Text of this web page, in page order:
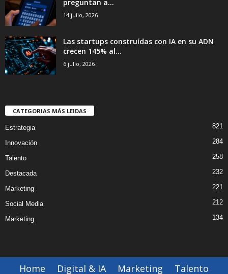
preguntan a...
14 julio, 2026
Las startups construídas con IA en su ADN
crecen 145% al...
6 julio, 2026
CATEGORIAS MÁS LEIDAS
Estrategia 821
Innovación 284
Talento 258
Destacada 232
Marketing 221
Social Media 212
Marketing 134
Home Digital & IA Marketing Talento